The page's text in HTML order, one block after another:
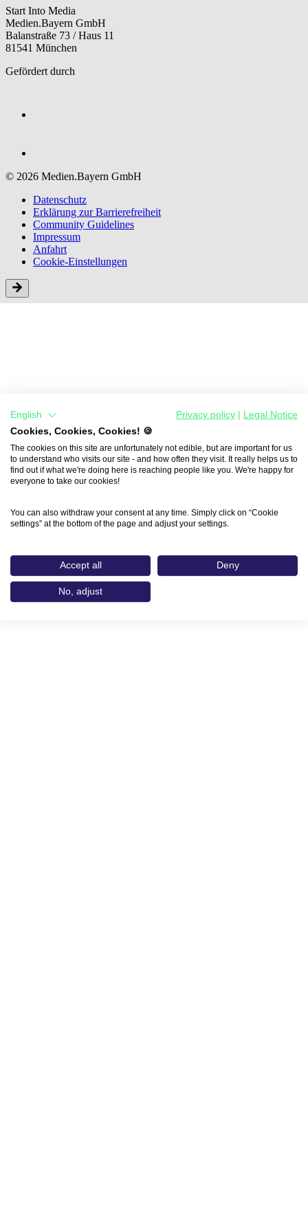
Start Into Media
Medien.Bayern GmbH
Balanstraße 73 / Haus 11
81541 München
Gefördert durch
© 2026 Medien.Bayern GmbH
Datenschutz
Erklärung zur Barriere­freiheit
Community Guidelines
Impressum
Anfahrt
Cookie-Einstellungen
English Privacy policy
Legal Notice
Cookies, Cookies, Cookies! 🍪
The cookies on this site are unfortunately not edible, but are important for us
to understand who visits our site - and how often they visit. It really helps us to
find out if what we're doing here is reaching people like you. We're happy for
everyone to take our cookies!
You can also withdraw your consent at any time. Simply click on “Cookie
settings” at the bottom of the page and adjust your settings.
Accept all Deny
No, adjust